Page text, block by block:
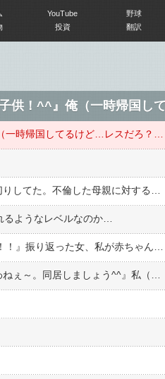
YouTube 野球
投資 翻訳
ようなレベルなのか…